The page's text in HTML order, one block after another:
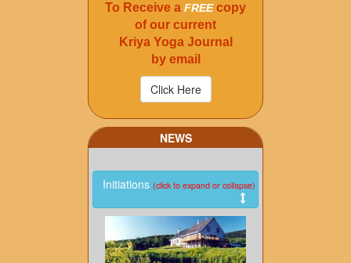
To Receive a FREEcopy
of our current
Kriya Yoga Journal
by email
NEWS
Initiations (click to expand or collapse)